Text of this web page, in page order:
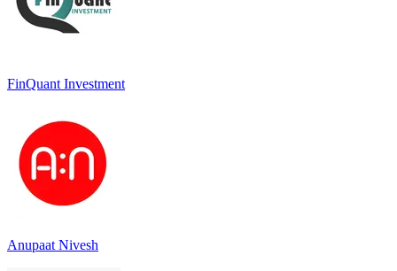
FinQuant Investment
Anupaat Nivesh